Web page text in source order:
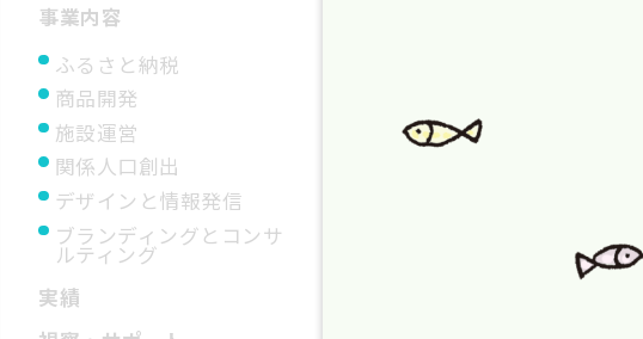
事業内容
ふるさと納税
商品開発
施設運営
関係人口創出
デザインと情報発信
ブランディングとコンサ
ルティング
実績